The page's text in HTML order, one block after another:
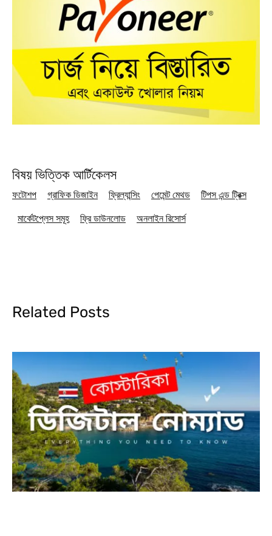
বিষয় ভিত্তিক আর্টিকেলস
ফটোশপ গ্রাফিক ডিজাইন ফ্রিল্যান্সিং পেমেন্ট মেথড টিপস এন্ড ট্রিক্স
মার্কেটপ্লেস সমূহ ফ্রি ডাউনলোড অনলাইন রিসোর্স
Related Posts